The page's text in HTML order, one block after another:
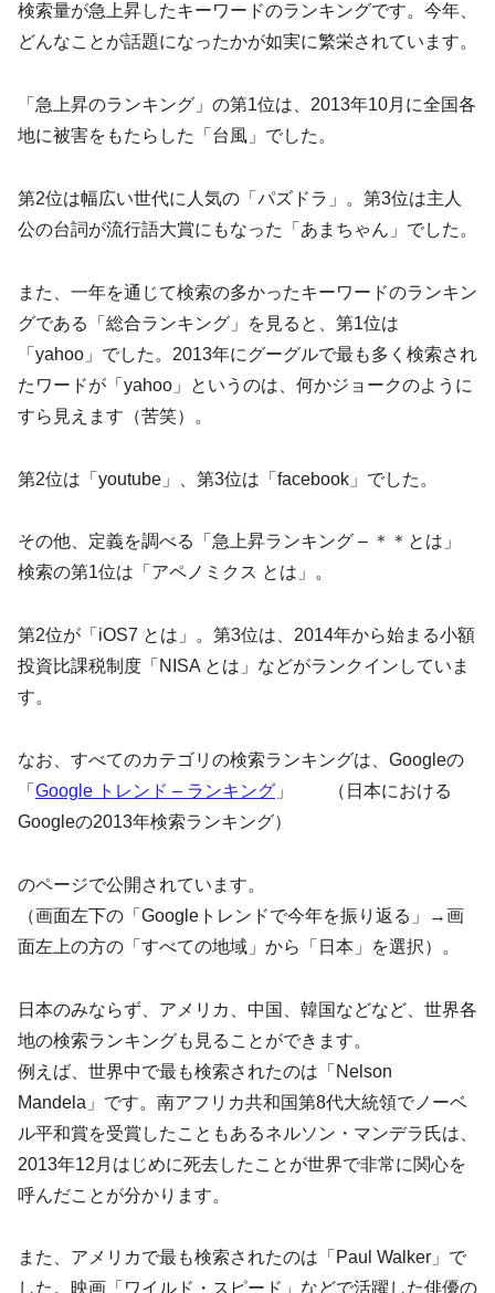
検索量が急上昇したキーワードのランキングです。今年、
どんなことが話題になったかが如実に繁栄されています。
「急上昇のランキング」の第1位は、2013年10月に全国各
地に被害をもたらした「台風」でした。
第2位は幅広い世代に人気の「パズドラ」。第3位は主人
公の台詞が流行語大賞にもなった「あまちゃん」でした。
また、一年を通じて検索の多かったキーワードのランキン
グである「総合ランキング」を見ると、第1位は
「yahoo」でした。2013年にグーグルで最も多く検索され
たワードが「yahoo」というのは、何かジョークのように
すら見えます（苦笑）。
第2位は「youtube」、第3位は「facebook」でした。
その他、定義を調べる「急上昇ランキング – ＊＊とは」
検索の第1位は「アペノミクス とは」。
第2位が「iOS7 とは」。第3位は、2014年から始まる小額
投資比課税制度「NISA とは」などがランクインしていま
す。
なお、すべてのカテゴリの検索ランキングは、Googleの
「 Google トレンド – ランキング 」 （日本における
Googleの2013年検索ランキング）
のページで公開されています。
（画面左下の「Googleトレンドで今年を振り返る」→画
面左上の方の「すべての地域」から「日本」を選択）。
日本のみならず、アメリカ、中国、韓国などなど、世界各
地の検索ランキングも見ることができます。
例えば、世界中で最も検索されたのは「Nelson
Mandela」です。南アフリカ共和国第8代大統領でノーベ
ル平和賞を受賞したこともあるネルソン・マンデラ氏は、
2013年12月はじめに死去したことが世界で非常に関心を
呼んだことが分かります。
また、アメリカで最も検索されたのは「Paul Walker」で
した。映画「ワイルド・スピード」などで活躍した俳優の